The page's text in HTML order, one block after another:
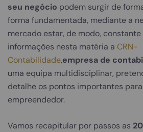
seu negócio podem surgir de
forma fundamentada, mediante a
mercado estar, de modo,
informações nesta matéria a CRN-
Contabilidade,empresa de
uma equipa multidisciplinar,
detalhe os pontos importantes
empreendedor.
Vamos recapitular por passos as